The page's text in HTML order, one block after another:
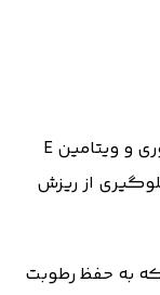
• روغن نارگیل: حاوی اسیدهای چرب ضروری و ویتامین E
از ریزش
به حفظ رطوبت